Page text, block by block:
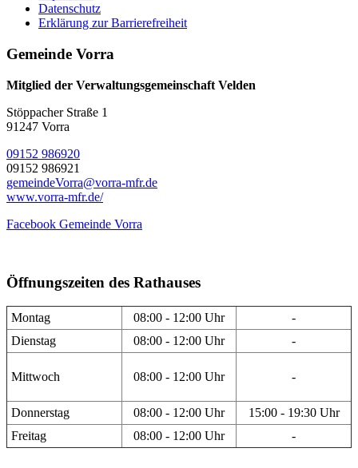
Datenschutz
Erklärung zur Barrierefreiheit
Gemeinde Vorra
Mitglied der Verwaltungsgemeinschaft Velden
Stöppacher Straße 1
91247 Vorra
09152 986920
09152 986921
gemeindeVorra@vorra-mfr.de
www.vorra-mfr.de/
Facebook Gemeinde Vorra
Öffnungszeiten des Rathauses
Montag 08:00 - 12:00 Uhr
-
Dienstag
08:00 - 12:00 Uhr -
Mittwoch 08:00 - 12:00 Uhr -
Donnerstag 08:00 - 12:00 Uhr
15:00 - 19:30 Uhr
Freitag
08:00 - 12:00 Uhr -